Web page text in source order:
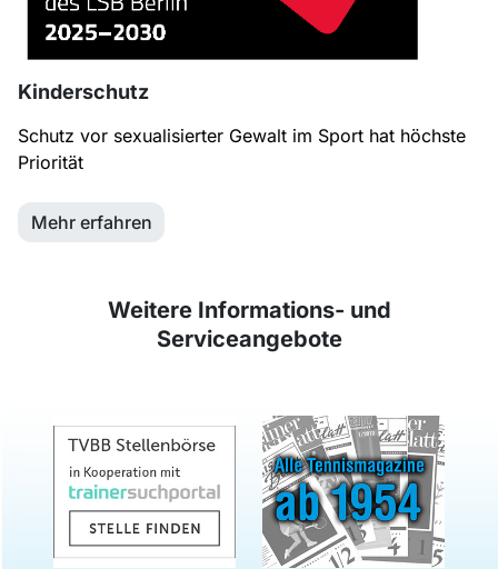
Kinderschutz
Schutz vor sexualisierter Gewalt im Sport hat höchste
Priorität
Mehr erfahren
Weitere Informations- und
Serviceangebote